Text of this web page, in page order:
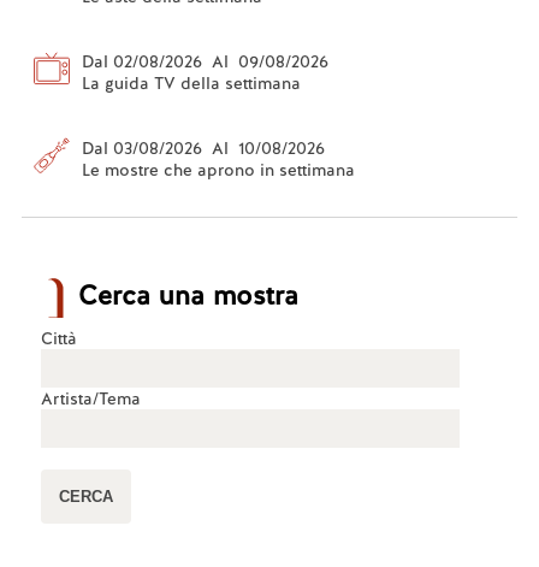
Dal 02/08/2026 Al 09/08/2026
La guida TV della settimana
Dal 03/08/2026 Al 10/08/2026
Le mostre che aprono in settimana
Cerca una mostra
Città
Artista/Tema